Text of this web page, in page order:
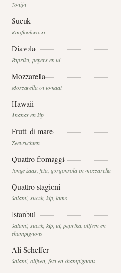
Tonijn
Sucuk
Knoflookworst
Diavola
Paprika, pepers en ui
Mozzarella
Mozzarella en tomaat
Hawaii
Ananas en kip
Frutti di mare
Zeevruchten
Quattro fromaggi
Jonge kaas, feta, gorgonzola en mozzarella
Quattro stagioni
Salami, sucuk, kip, lams
Istanbul
Salami, sucuk, kip, ui, paprika, olijven en
champignons
Ali Scheffer
Salami, olijven, feta en champignons